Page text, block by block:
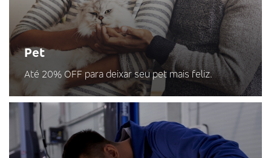
Pet
Até 20% OFF para deixar seu pet mais feliz.